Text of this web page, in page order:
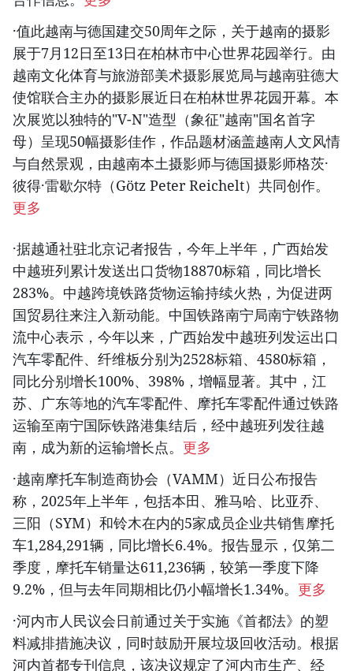
·值此越南与德国建交50周年之际，关于越南的摄影
展于7月12日至13日在柏林市中心世界花园举行。由
越南文化体育与旅游部美术摄影展览局与越南驻德大
使馆联合主办的摄影展近日在柏林世界花园开幕。本
次展览以独特的"V-N"造型（象征"越南"国名首字
母）呈现50幅摄影佳作，作品题材涵盖越南人文风情
与自然景观，由越南本土摄影师与德国摄影师格茨·
彼得·雷歇尔特（Götz Peter Reichelt）共同创作。
更多
·据越通社驻北京记者报告，今年上半年，广西始发
中越班列累计发送出口货物18870标箱，同比增长
283%。中越跨境铁路货物运输持续火热，为促进两
国贸易往来注入新动能。中国铁路南宁局南宁铁路物
流中心表示，今年以来，广西始发中越班列发运出口
汽车零配件、纤维板分别为2528标箱、4580标箱，
同比分别增长100%、398%，增幅显著。其中，江
苏、广东等地的汽车零配件、摩托车零配件通过铁路
运输至南宁国际铁路港集结后，经中越班列发往越
南，成为新的运输增长点。 更多
·越南摩托车制造商协会（VAMM）近日公布报告
称，2025年上半年，包括本田、雅马哈、比亚乔、
三阳（SYM）和铃木在内的5家成员企业共销售摩托
车1,284,291辆，同比增长6.4%。报告显示，仅第二
季度，摩托车销量达611,236辆，较第一季度下降
9.2%，但与去年同期相比仍小幅增长1.34%。 更多
·河内市人民议会日前通过关于实施《首都法》的塑
料减排措施决议，同时鼓励开展垃圾回收活动。根据
河内首都专刊信息，该决议规定了河内市生产、经